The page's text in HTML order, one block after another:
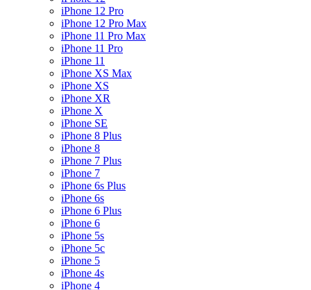
iPhone 12 Pro
iPhone 12 Pro Max
iPhone 11 Pro Max
iPhone 11 Pro
iPhone 11
iPhone XS Max
iPhone XS
iPhone XR
iPhone X
iPhone SE
iPhone 8 Plus
iPhone 8
iPhone 7 Plus
iPhone 7
iPhone 6s Plus
iPhone 6s
iPhone 6 Plus
iPhone 6
iPhone 5s
iPhone 5c
iPhone 5
iPhone 4s
iPhone 4